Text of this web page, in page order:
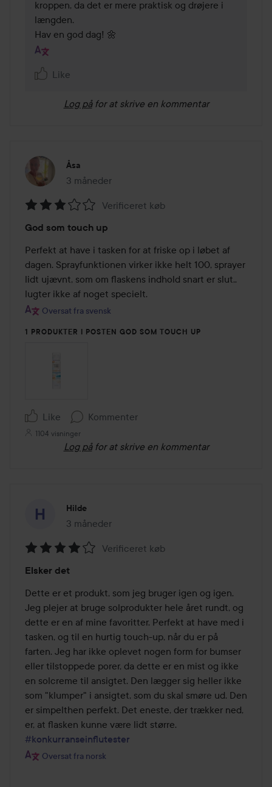
kroppen, da det er mere praktisk og drøjere i
længden.
Hav en god dag! 🌼
Like
Log på for at skrive en kommentar
Åsa
3 måneder
Posten blev oprettet 3 måneder
3
ud
af
5
Verificeret køb
God som touch up
Perfekt at have i tasken for at friske op i løbet af
dagen. Sprayfunktionen virker ikke helt 100, sprayer
lidt ujævnt, som om flaskens indhold snart er slut..
lugter ikke af noget specielt.
Oversat fra svensk
1 PRODUKTER I POSTEN GOD SOM TOUCH UP
Like Kommenter
1104 visninger
Log på for at skrive en kommentar
Hilde
3 måneder
Posten blev oprettet 3 måneder
4
ud
af
5
Verificeret køb
Elsker det
Dette er et produkt, som jeg bruger igen og igen.
Jeg plejer at bruge solprodukter hele året rundt, og
dette er en af mine favoritter. Perfekt at have med i
tasken, og til en hurtig touch-up, når du er på
farten. Jeg har ikke oplevet nogen form for bumser
eller tilstoppede porer, da dette er en mist og ikke
en solcreme til ansigtet. Den lægger sig heller ikke
som "klumper" i ansigtet, som du skal smøre ud. Den
er simpelthen perfekt. Det eneste, der trækker ned,
#konkurranseinflutester
Oversat fra norsk